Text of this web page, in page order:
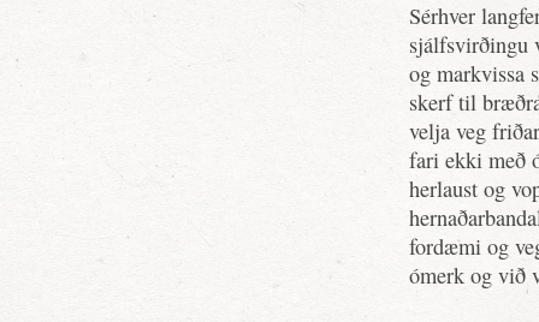
Sérhver
sjálfsvirðingu
og markvissa
skerf til
velja veg
fari ekki með
herlaust og
fordæmi og
ómerk og við